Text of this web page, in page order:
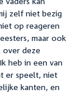
zelf niet bezig
op reageren
maar ook
over deze
heb in een van
er speelt, niet
kanten, en